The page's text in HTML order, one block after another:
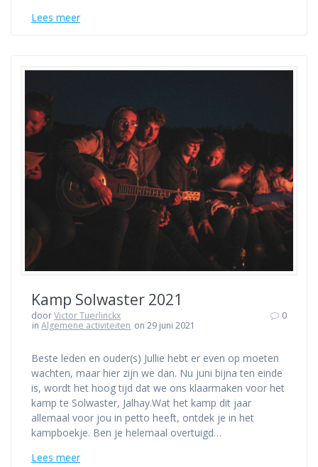
Lees meer
Kamp Solwaster 2021
doorVictor Tuerlinckx
inAlgemene activiteiten on 29 juni 2021
0
Beste leden en ouder(s) Jullie hebt er even op moeten
wachten, maar hier zijn we dan. Nu juni bijna ten einde
is, wordt het hoog tijd dat we ons klaarmaken voor het
kamp te Solwaster, Jalhay.Wat het kamp dit jaar
allemaal voor jou in petto heeft, ontdek je in het
kampboekje. Ben je helemaal overtuigd…
Lees meer